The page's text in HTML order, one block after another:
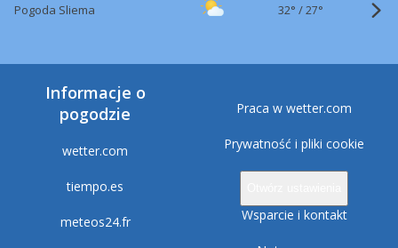
Pogoda Sliema 32° /27°
Informacje o
pogodzie
wetter.com
tiempo.es
meteos24.fr
Praca w wetter.com
Prywatność i pliki cookie
Wsparcie i kontakt